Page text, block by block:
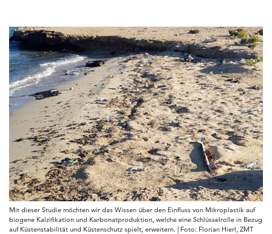
Mit dieser Studie möchten wir das Wissen über den Einfluss von Mikroplastik auf
biogene Kalzifikation und Karbonatproduktion, welche eine Schlüsselrolle in Bezug
auf Küstenstabilität und Küstenschutz spielt, erweitern. | Foto: Florian Hierl, ZMT